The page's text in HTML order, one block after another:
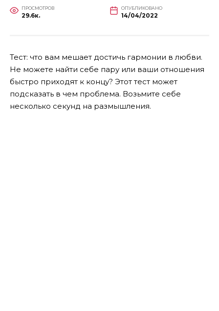
ПРОСМОТРОВ
29.6к.
ОПУБЛИКОВАНО
14/04/2022
Тест: что вам мешает достичь гармонии в любви.
Не можете найти себе пару или ваши отношения
быстро приходят к концу? Этот тест может
подсказать в чем проблема. Возьмите себе
несколько секунд на размышления.